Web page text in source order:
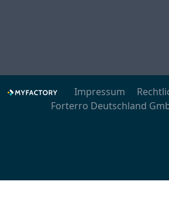
Impressum
Forterro Deutschland